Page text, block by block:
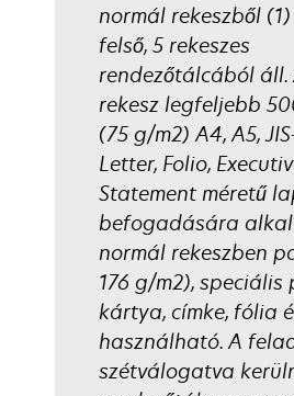
normál rekeszből
felső, 5 rekeszes
rendezőtálcából áll.
rekesz legfeljebb
(75 g/m2) A4, A5,
Letter, Folio,
Statement méretű
befogadására
normál rekeszben
176 g/m2), speciális
kártya, címke, fólia
használható. A
szétválogatva